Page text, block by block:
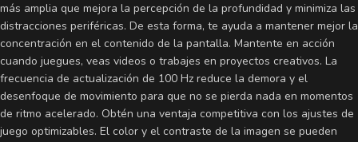
más amplia que mejora la percepción de la profundidad y minimiza las
distracciones periféricas. De esta forma, te ayuda a mantener mejor la
concentración en el contenido de la pantalla. Mantente en acción
cuando juegues, veas videos o trabajes en proyectos creativos. La
frecuencia de actualización de 100 Hz reduce la demora y el
desenfoque de movimiento para que no se pierda nada en momentos
de ritmo acelerado. Obtén una ventaja competitiva con los ajustes de
juego optimizables. El color y el contraste de la imagen se pueden